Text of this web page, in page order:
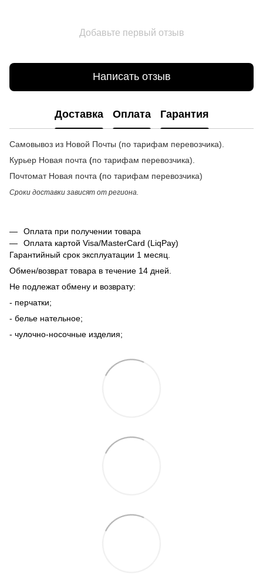
Добавьте первый отзыв
Написать отзыв
Доставка Оплата Гарантия
Самовывоз из Новой Почты (по тарифам перевозчика).
Курьер Новая почта (по тарифам перевозчика).
Почтомат Новая почта (по тарифам перевозчика)
Сроки доставки зависят от региона.
Оплата при получении товара
Оплата картой Visa/MasterCard (LiqPay)
Гарантийный срок эксплуатации 1 месяц.
Обмен/возврат товара в течение 14 дней.
Не подлежат обмену и возврату:
- перчатки;
- белье нательное;
- чулочно-носочные изделия;